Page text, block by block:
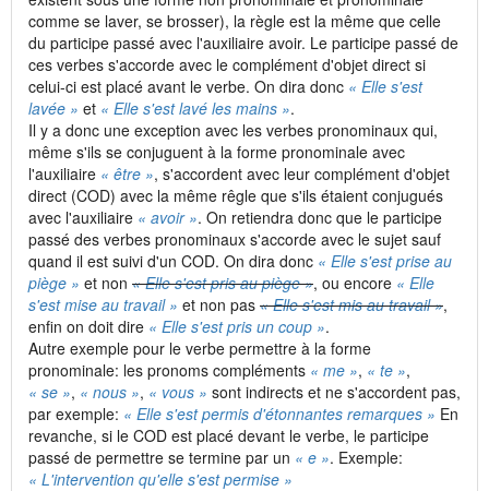
comme se laver, se brosser), la règle est la même que celle
du participe passé avec l'auxiliaire avoir. Le participe passé de
ces verbes s'accorde avec le complément d'objet direct si
celui-ci est placé avant le verbe. On dira donc « Elle s'est
lavée » et « Elle s'est lavé les mains ».
Il y a donc une exception avec les verbes pronominaux qui,
même s'ils se conjuguent à la forme pronominale avec
l'auxiliaire « être », s'accordent avec leur complément d'objet
direct (COD) avec la même rêgle que s'ils étaient conjugués
avec l'auxiliaire « avoir ». On retiendra donc que le participe
passé des verbes pronominaux s'accorde avec le sujet sauf
quand il est suivi d'un COD. On dira donc « Elle s'est prise au
piège » et non « Elle s'est pris au piège », ou encore « Elle
s'est mise au travail » et non pas « Elle s'est mis au travail »,
enfin on doit dire « Elle s'est pris un coup ».
Autre exemple pour le verbe permettre à la forme
pronominale: les pronoms compléments « me », « te »,
« se », « nous », « vous » sont indirects et ne s'accordent pas,
par exemple: « Elle s'est permis d'étonnantes remarques » En
revanche, si le COD est placé devant le verbe, le participe
passé de permettre se termine par un « e ». Exemple:
« L'intervention qu'elle s'est permise »